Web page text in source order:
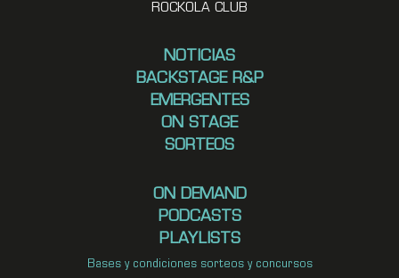
ROCKOLA CLUB
NOTICIAS
BACKSTAGE R&P
EMERGENTES
ON STAGE
SORTEOS
ON DEMAND
PODCASTS
PLAYLISTS
Bases y condiciones sorteos y concursos